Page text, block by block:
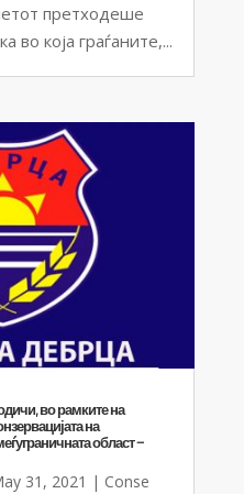
претходеше
во која граѓаните,...
во рамките на
на
област –
31, 2021 | Conse